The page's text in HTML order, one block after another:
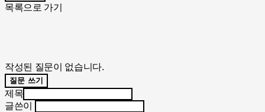
목록으로 가기
작성된 질문이 없습니다.
질문 쓰기
제목
글쓴이